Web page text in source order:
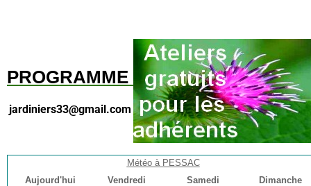
PROGRAMME
jardiniers33@gmail.com
Météo à PESSAC